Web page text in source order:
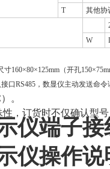
T
其他协
W
寸160×80×125mm （开孔150×
口RS485，数显仪主动发送命
。
，订货时不仅确认型号
仪端子接
仪操作说